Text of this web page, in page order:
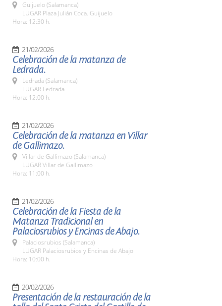
Guijuelo (Salamanca)
LUGAR Plaza Julián Coca. Guijuelo
Hora: 12:30 h.
21/02/2026
Celebración de la matanza de
Ledrada.
Ledrada (Salamanca)
LUGAR Ledrada
Hora: 12:00 h.
21/02/2026
Celebración de la matanza en Villar
de Gallimazo.
Villar de Gallimazo (Salamanca)
LUGAR Villar de Gallimazo
Hora: 11:00 h.
21/02/2026
Celebración de la Fiesta de la
Matanza Tradicional en
Palaciosrubios y Encinas de Abajo.
Palaciosrubios (Salamanca)
LUGAR Palaciosrubios y Encinas de Abajo
Hora: 10:00 h.
20/02/2026
Presentación de la restauración de la